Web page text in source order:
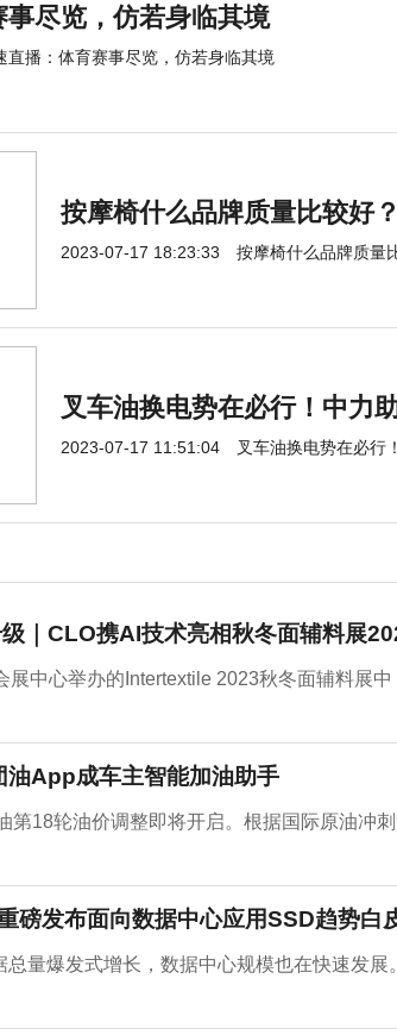
尽览，仿若身临其境
直播：体育赛事尽览，仿若身临其境
按摩椅什么品牌质量比较好
2023-07-17 18:23:33 按摩椅什么品牌质量
叉车油换电势在必行！中力
2023-07-17 11:51:04 叉车油换电势在必行
｜CLO携AI技术亮相秋冬面辅料展
展中心举办的Intertextile 2023秋冬面辅料展
油App成车主智能加油助手
第18轮油价调整即将开启。根据国际原油冲
磅发布面向数据中心应用SSD趋势白
量爆发式增长，数据中心规模也在快速发